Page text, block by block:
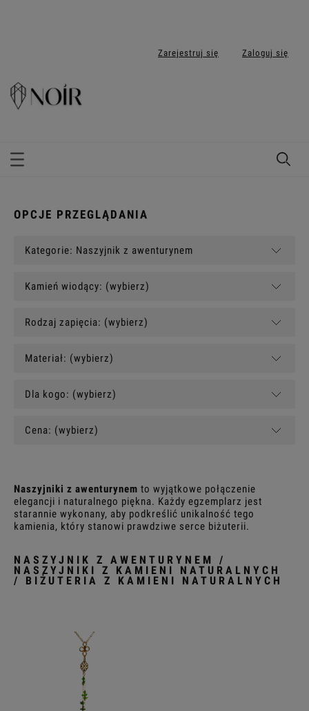
Zarejestruj się Zaloguj się
OPCJE PRZEGLĄDANIA
Kategorie: Naszyjnik z awenturynem
Kamień wiodący: (wybierz)
Rodzaj zapięcia: (wybierz)
Materiał: (wybierz)
Dla kogo: (wybierz)
Cena: (wybierz)
Naszyjniki z awenturynem to wyjątkowe połączenie
elegancji i naturalnego piękna. Każdy egzemplarz jest
starannie wykonany, aby podkreślić unikalność tego
kamienia, który stanowi prawdziwe serce biżuterii.
NASZYJNIK Z AWENTURYNEM /
NASZYJNIKI Z KAMIENI NATURALNYCH
/ BIŻUTERIA Z KAMIENI NATURALNYCH